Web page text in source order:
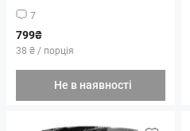
7
799₴
38 ₴ / порція
Не в наявності